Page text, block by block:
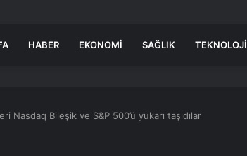
HABER EKONOMI SAĞLIK TEKNOLOJI
Nasdaq Bileşik ve S&P 500’ü yukarı taşıdılar